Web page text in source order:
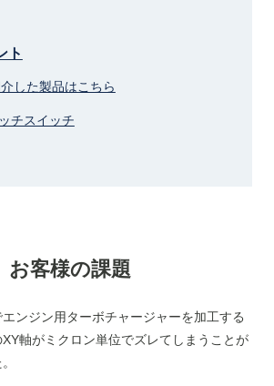
ト
した製品はこちら
チスイッチ
お客様の課題
ンジン用ターボチャージャーを加工する
軸がミクロン単位でズレてしまうことが